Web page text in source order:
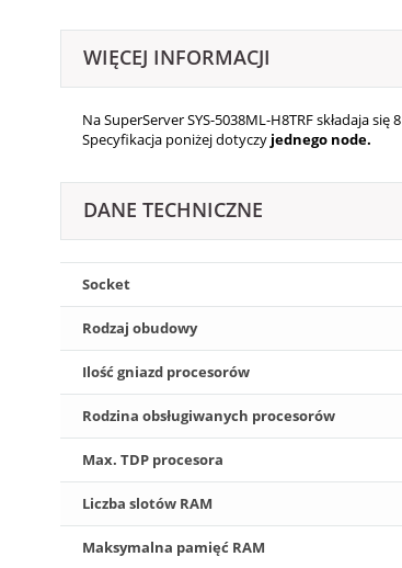
WIĘCEJ INFORMACJI
Na SuperServerSYS-5038ML-H8TRFskładaja się 8
Specyfikacja poniżej dotyczy jednego node.
DANE TECHNICZNE
Socket
Rodzaj obudowy
Ilość gniazd procesorów
Rodzina obsługiwanych procesorów
Max. TDP procesora
Liczba slotów RAM
Maksymalna pamięć RAM